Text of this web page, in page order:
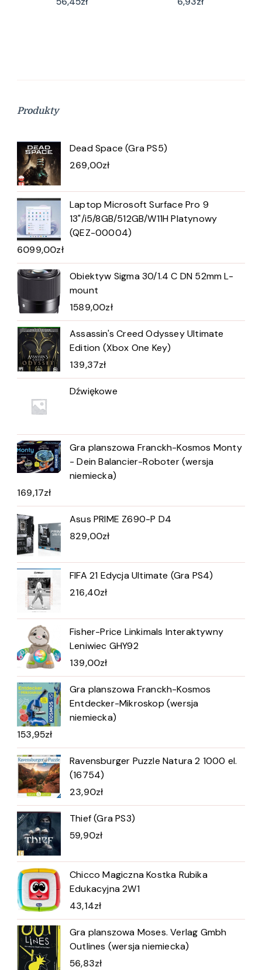
Produkty
Dead Space (Gra PS5)
269,00zł
Laptop Microsoft Surface Pro 9
13"/i5/8GB/512GB/W11H Platynowy
(QEZ-00004)
6099,00zł
Obiektyw Sigma 30/1.4 C DN 52mm L-
mount
1589,00zł
Assassin's Creed Odyssey Ultimate
Edition (Xbox One Key)
139,37zł
Dźwiękowe
Gra planszowa Franckh-Kosmos Monty
- Dein Balancier-Roboter (wersja
niemiecka)
169,17zł
Asus PRIME Z690-P D4
829,00zł
FIFA 21 Edycja Ultimate (Gra PS4)
216,40zł
Fisher-Price Linkimals Interaktywny
Leniwiec GHY92
139,00zł
Gra planszowa Franckh-Kosmos
Entdecker-Mikroskop (wersja
niemiecka)
153,95zł
Ravensburger Puzzle Natura 2 1000 el.
(16754)
23,90zł
Thief (Gra PS3)
59,90zł
Chicco Magiczna Kostka Rubika
Edukacyjna 2W1
43,14zł
Gra planszowa Moses. Verlag Gmbh
Outlines (wersja niemiecka)
56,83zł